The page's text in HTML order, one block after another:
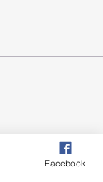
Facebook